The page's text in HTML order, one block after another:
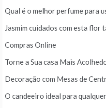
Qual é o melhor perfume para
Jasmim cuidados com esta flor
Compras Online
Torne a Sua casa Mais
Decoração com Mesas de
O candeeiro ideal para